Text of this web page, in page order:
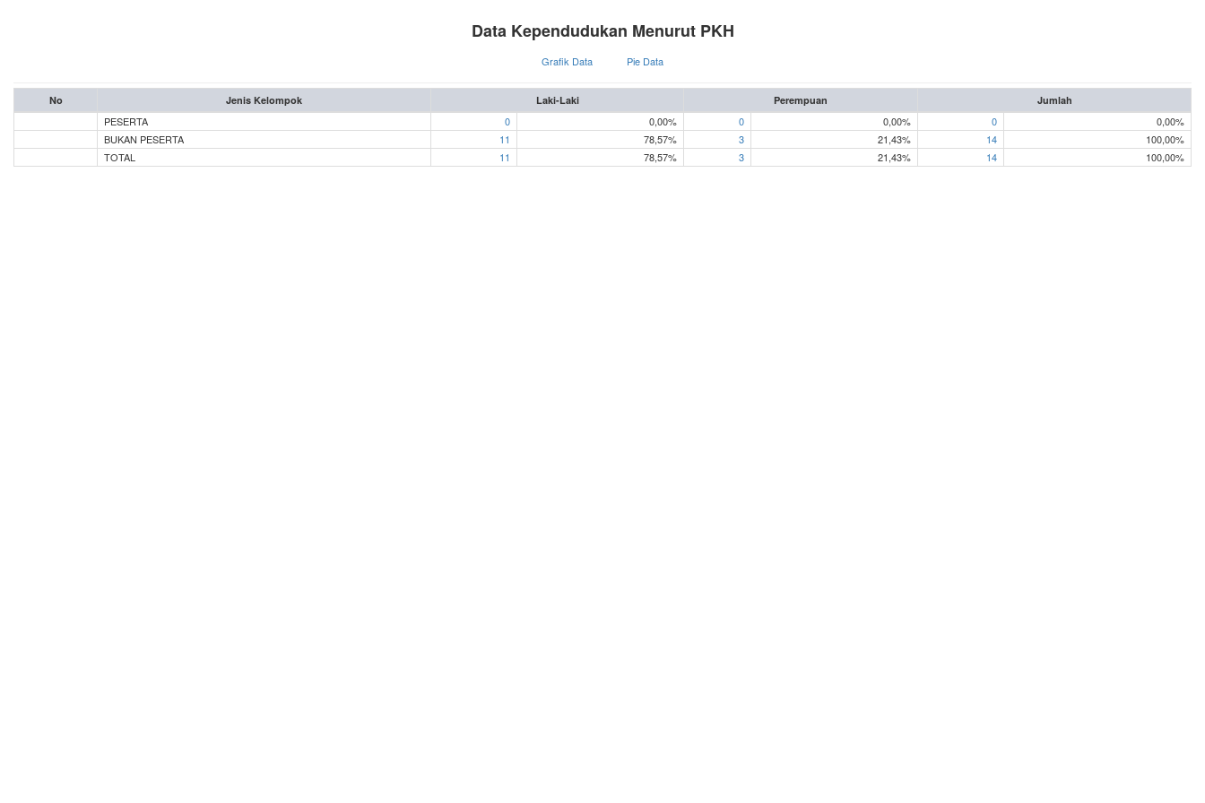
Data Kependudukan Menurut PKH
Grafik Data Pie Data
No Jenis Kelompok Laki-Laki Perempuan Jumlah
PESERTA 0 0,00% 0 0,00% 0
0,00%
BUKAN PESERTA
11 78,57% 3 21,43% 14
100,00%
TOTAL
11 78,57% 3 21,43% 14 100,00%